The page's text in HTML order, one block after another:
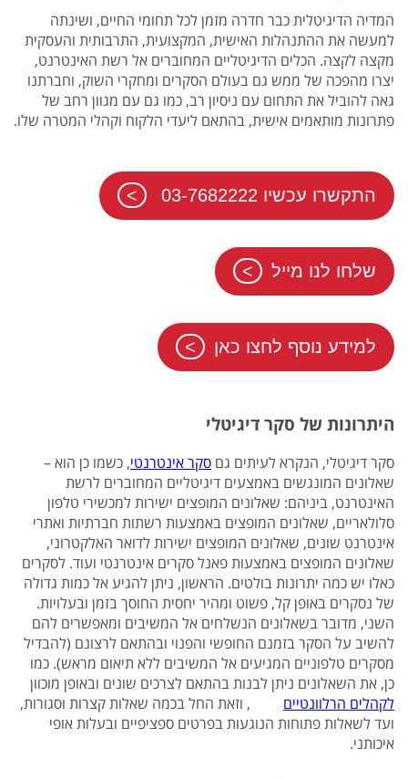
המדיה הדיגיטלית כבר חדרה מזמן לכל תחומי החיים, ושינתה
למעשה את ההתנהלות האישית, המקצועית, התרבותית והעסקית
מקצה לקצה. הכלים הדיגיטליים המחוברים אל רשת האינטרנט,
יצרו מהפכה של ממש גם בעולם הסקרים ומחקרי השוק, וחברתנו
גאה להוביל את התחום עם ניסיון רב, כמו גם עם מגוון רחב של
פתרונות מותאמים אישית, בהתאם ליעדי הלקוח וקהלי המטרה שלו.
התקשרו עכשיו 03-7682222
שלחו לנו מייל
למידע נוסף לחצו כאן
היתרונות של סקר דיגיטלי
סקר דיגיטלי, הנקרא לעיתים גם סקר אינטרנטי, כשמו כן הוא –
שאלונים המונגשים באמצעים דיגיטליים המחוברים לרשת
האינטרנט, ביניהם: שאלונים המופצים ישירות למכשירי טלפון
סלולאריים, שאלונים המופצים באמצעות רשתות חברתיות ואתרי
אינטרנט שונים, שאלונים המופצים ישירות לדואר האלקטרוני,
שאלונים המופצים באמצעות פאנל סקרים אינטרנטי ועוד. לסקרים
כאלו יש כמה יתרונות בולטים. הראשון, ניתן להגיע אל כמות גדולה
של נסקרים באופן קל, פשוט ומהיר יחסית החוסך בזמן ובעלויות.
השני, מדובר בשאלונים הנשלחים אל המשיבים ומאפשרים להם
להשיב על הסקר בזמנם החופשי והפנוי ובהתאם לרצונם (להבדיל
מסקרים טלפוניים המגיעים אל המשיבים ללא תיאום מראש). כמו
כן, את השאלונים ניתן לבנות בהתאם לצרכים שונים ובאופן מוכוון
לקהלים הרלוונטיים , וזאת החל בכמה שאלות קצרות וסגורות,
ועד לשאלות פתוחות הנוגעות בפרטים ספציפיים ובעלות אופי
איכותני.